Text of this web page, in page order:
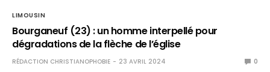
LIMOUSIN
Bourganeuf (23) : un homme interpellé pour
dégradations de la flèche de l’église
RÉDACTION CHRISTIANOPHOBIE 23 AVRIL 2024 0